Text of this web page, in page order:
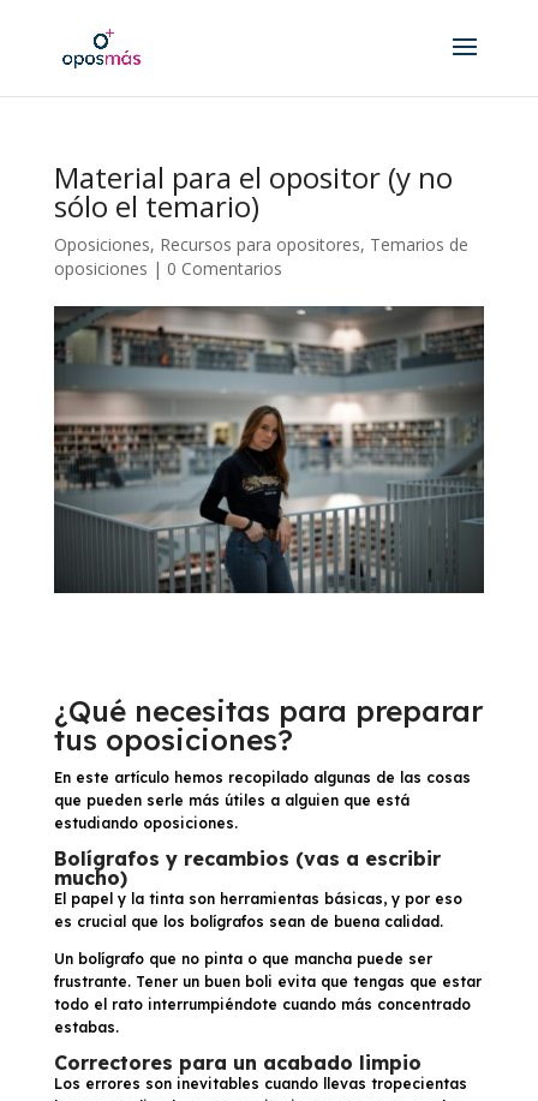
Material para el opositor (y no
sólo el temario)
Oposiciones, Recursos para opositores, Temarios de
oposiciones | 0 Comentarios
¿Qué necesitas para preparar
tus oposiciones?
En este artículo hemos recopilado algunas de las cosas
que pueden serle más útiles a alguien que está
estudiando oposiciones.
Bolígrafos y recambios (vas a escribir
mucho)
El papel y la tinta son herramientas básicas, y por eso
es crucial que los bolígrafos sean de buena calidad.
Un bolígrafo que no pinta o que mancha puede ser
frustrante. Tener un buen boli evita que tengas que estar
todo el rato interrumpiéndote cuando más concentrado
estabas.
Correctores para un acabado limpio
Los errores son inevitables cuando llevas tropecientas